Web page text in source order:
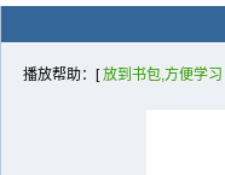
播放帮助：[放到书包,方便学习